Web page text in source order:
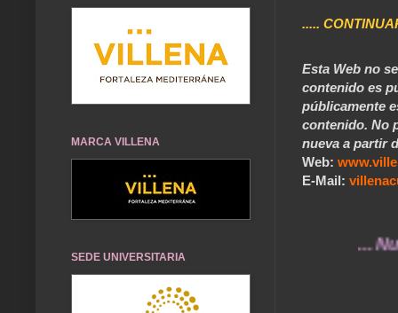
.....
Esta Web no
contenido es
públicamente
contenido. No
nueva a partir
Web:
E-Mail:
... Nuestros
MARCA VILLENA
SEDE UNIVERSITARIA